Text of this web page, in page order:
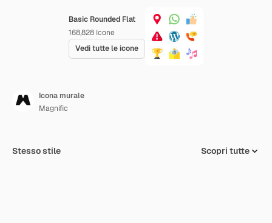
Basic Rounded Flat
168,828 Icone
Vedi tutte le icone
Icona murale
Magnific
Stesso stile Scopri tutte